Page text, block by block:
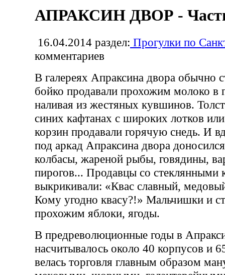
АПРАКСИН ДВОР -
16.04.2014 раздел: Прогулки по
комментариев
В галереях Апраксина двора обычно
бойко продавали прохожим молоко в
наливая из жестяных кувшинов.
синих кафтанах с широких лотков
корзин продавали горячую снедь. И
под аркад Апраксина двора
колбасы, жареной рыбы, говядины,
пирогов... Продавцы со стеклянными
выкрикивали: «Квас славный,
Кому угодно квасу?!» Мальчишки и
прохожим яблоки, ягоды.
В предреволюционные годы в
насчитывалось около 40 корпусов и
велась торговля главным образом